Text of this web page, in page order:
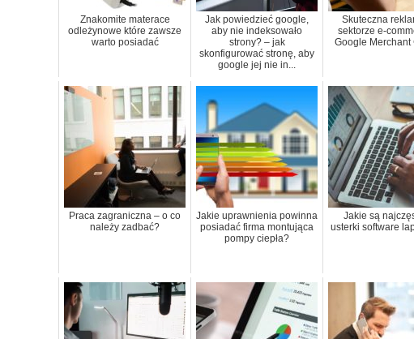
Znakomite materace
odleżynowe które zawsze
warto posiadać
Jak powiedzieć google,
aby nie indeksowało
strony? – jak
skonfigurować stronę, aby
google jej nie in...
Skuteczna
sektorze e-
Google Merchant
Praca zagraniczna – o co
należy zadbać?
Jakie uprawnienia powinna
posiadać firma montująca
pompy ciepła?
Jakie są
usterki software